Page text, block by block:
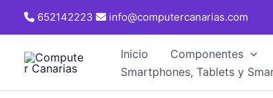
652142223 info@computercanarias.com
Inicio Componentes
Smartphones, Tablets y